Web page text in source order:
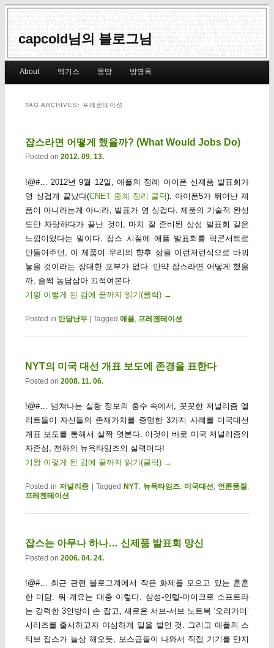
capcold님의 블로그님
Skip to primary content
Skip to secondary content
About 엑기스 몽땅 방명록
TAG ARCHIVES: 프레젠테이션
잡스라면 어떻게 했을까? (What Would Jobs Do)
Posted on 2012. 09. 13.
!@#… 2012년 9월 12일, 애플의 정례 아이폰 신제품 발표회가
영 싱겁게 끝났다(CNET 중계 정리 클릭). 아이폰5가 뛰어난 제
품이 아니라는게 아니라, 발표가 영 싱겁다. 제품의 기술적 완성
도만 자랑하다가 끝난 것이, 마치 잘 준비된 삼성 발표회 같은
느낌이었다는 말이다. 잡스 시절에 애플 발표회를 락콘서트로
만들어주던, 이 제품이 우리의 향후 삶을 이런저런식으로 바꿔
놓을 것이라는 장대한 포부가 없다. 만약 잡스라면 어떻게 했을
까, 슬쩍 농담삼아 끄적여본다.
기왕 이렇게 된 김에 끝까지 읽기(클릭) →
Posted in 만담난무 | Tagged 애플, 프레젠테이션
NYT의 미국 대선 개표 보도에 존경을 표한다
Posted on 2008. 11. 06.
!@#… 넘쳐나는 실황 정보의 홍수 속에서, 꼿꼿한 저널리즘 엘
리트들이 자신들의 존재가치를 증명한 3가지 사례를 미국대선
개표 보도를 통해서 살짝 엿본다. 이것이 바로 미국 저널리즘의
자존심, 천하의 뉴욕타임즈의 실력이다!
기왕 이렇게 된 김에 끝까지 읽기(클릭) →
Posted in 저널리즘 |Tagged NYT, 뉴욕타임즈, 미국대선, 언론품질,
프레젠테이션
잡스는 아무나 하나… 신제품 발표회 망신
Posted on 2006. 04. 24.
!@#… 최근 관련 블로그계에서 작은 화제를 모으고 있는 훈훈
한 미담. 뭐 개요는 대충 이렇다. 삼성-인텔-마이크로 소프트라
는 강력한 3인방이 손 잡고, 새로운 서브-서브 노트북 ‘오리가미’
시리즈를 출시하고자 야심하게 일을 벌인 것. 그리고 애플의 스
티브 잡스가 늘상 해오듯, 보스급들이 나와서 직접 기기를 만지